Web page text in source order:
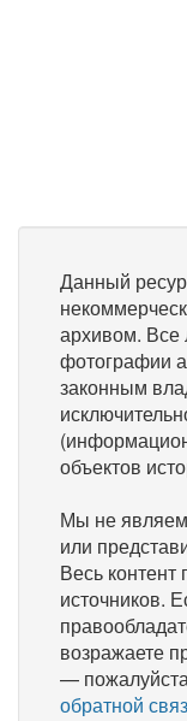
Данный
архивом. Все
фотографии
законным
объектов
Мы не
или
Весь контент
источников.
возражаете
—
обратной